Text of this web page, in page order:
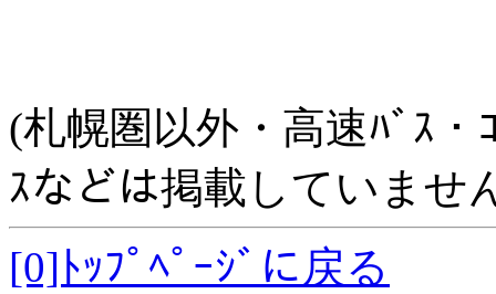
(札幌圏以外・高速ﾊﾞｽ・
ｽなどは掲載していませ
[0]ﾄｯﾌﾟﾍﾟｰｼﾞに戻る